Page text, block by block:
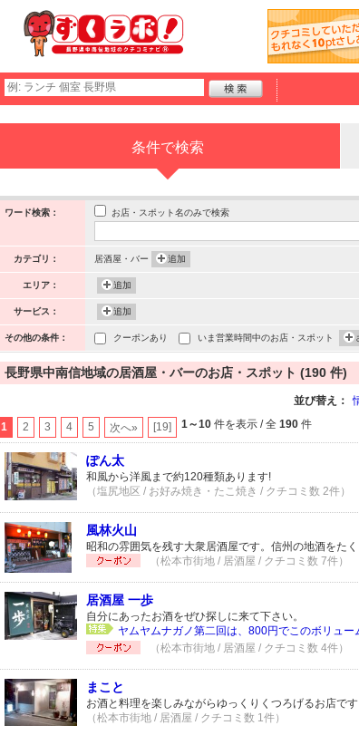
条件で検索
ワード検索： お店・スポット名のみで検索
カテゴリ： 居酒屋・バー 追加
エリア： 追加
サービス： 追加
その他の条件： クーポンあり いま営業時間中のお店・スポット
長野県中南信地域の居酒屋・バーのお店・スポット (190 件)
並び替え：
1 2 3 4 5 次へ» [19] 1～10 件を表示 / 全 190 件
ぽん太
和風から洋風まで約120種類あります!
（塩尻地区 / お好み焼き・たこ焼き / クチコミ数 2件）
風林火山
昭和の雰囲気を残す大衆居酒屋です。信州の地酒をたく
（松本市街地 / 居酒屋 / クチコミ数 7件）
居酒屋 一歩
自分にあったお酒をぜひ探しに来て下さい。
ヤムヤムナガノ第二回は、800円でこのボリュー
（松本市街地 / 居酒屋 / クチコミ数 4件）
まこと
お酒と料理を楽しみながらゆっくりくつろげるお店です
（松本市街地 / 居酒屋 / クチコミ数 1件）